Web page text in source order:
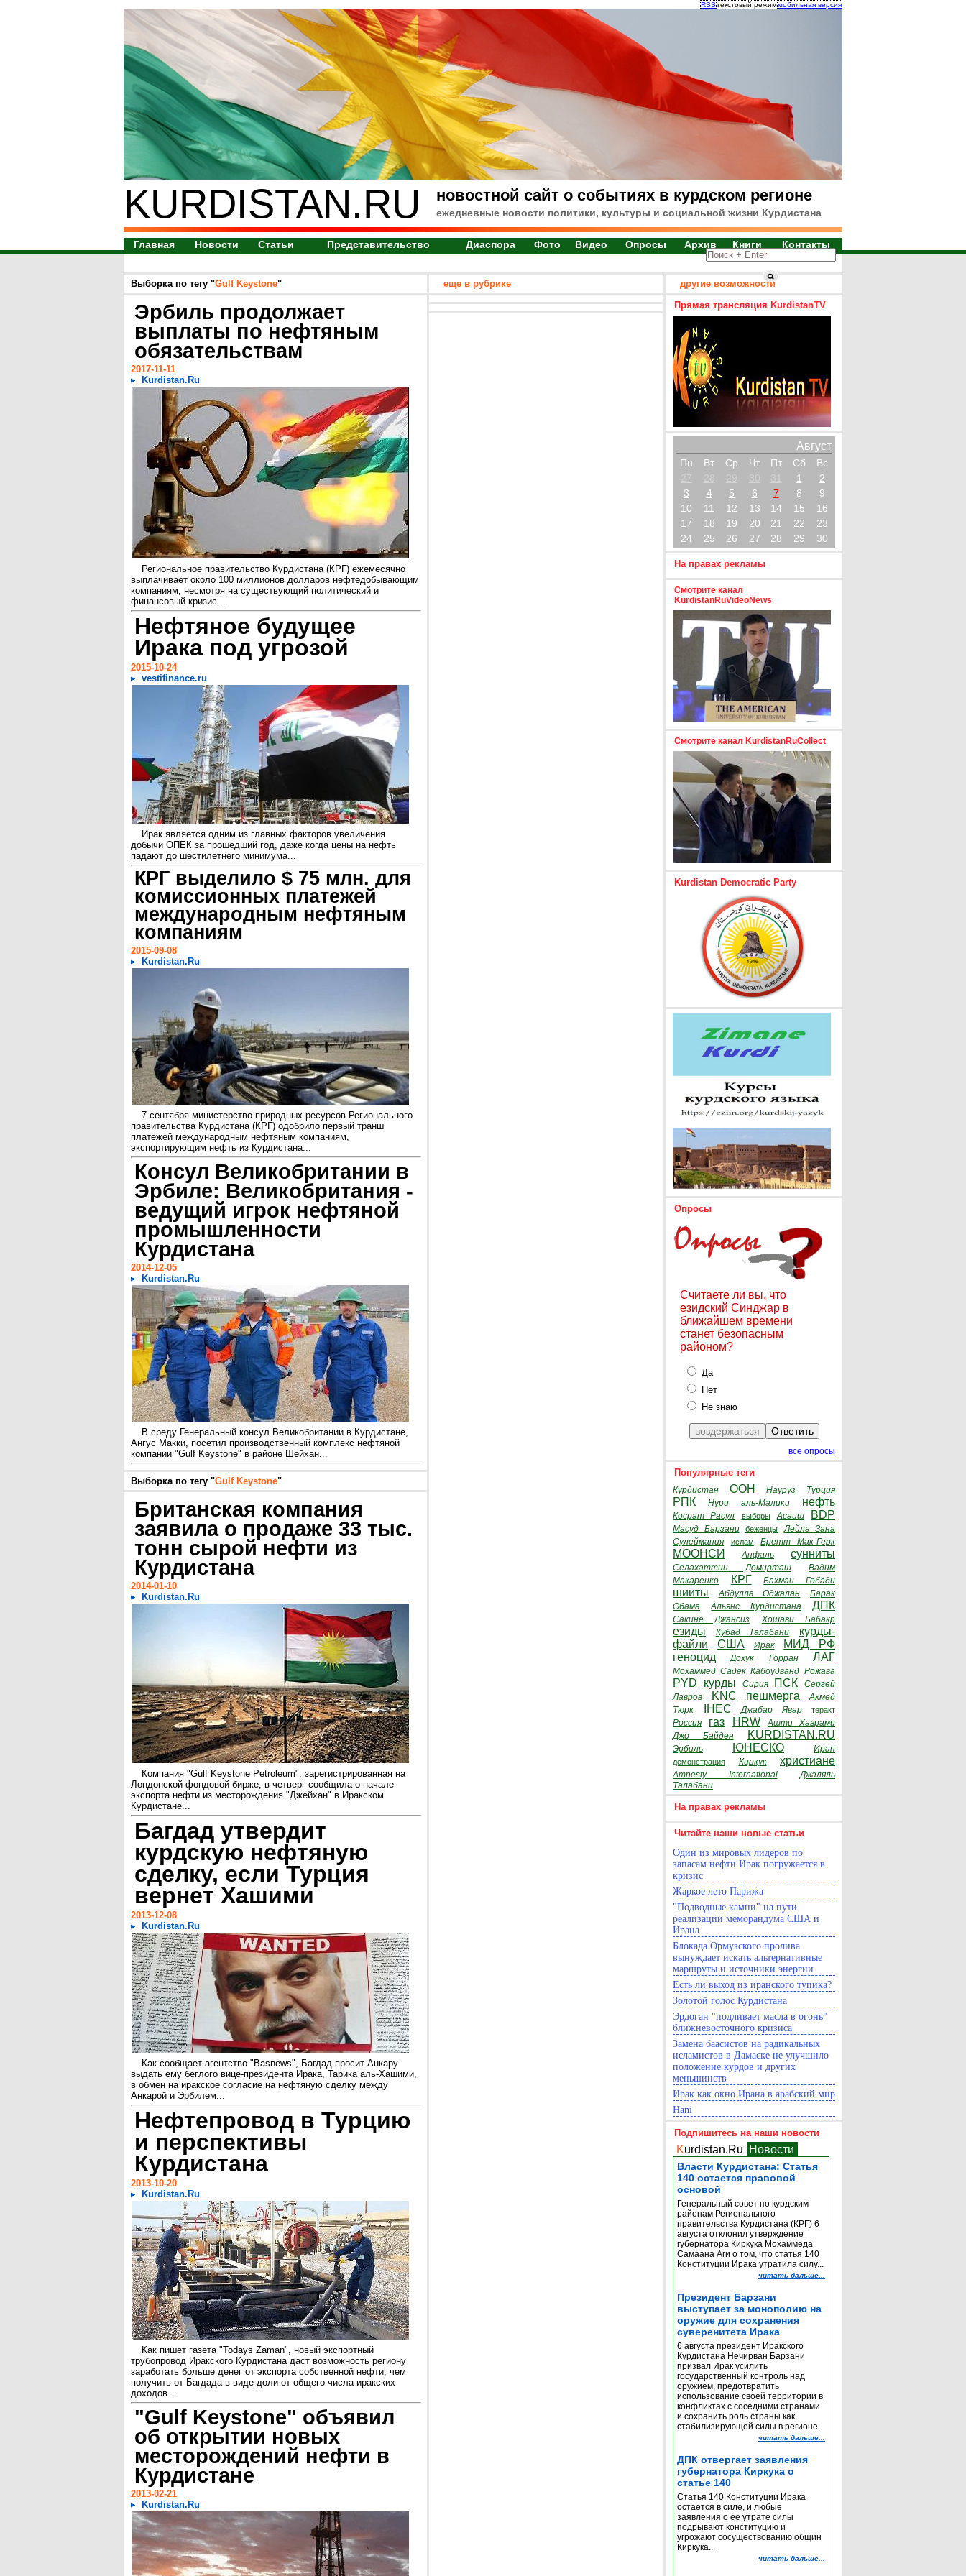
RSSтекстовый режиммобильная версия
KURDISTAN.RU новостной сайт о событиях в курдском регионе
ежедневные новости политики, культуры и социальной жизни Курдистана
Главная Новости Статьи Представительство Диаспора Фото Видео Опросы Архив Книги Контакты
Выборка по тегу "Gulf Keystone"
Эрбиль продолжает
выплаты по нефтяным
обязательствам
2017-11-11
Kurdistan.Ru
Региональное правительство Курдистана (КРГ) ежемесячно
выплачивает около 100 миллионов долларов нефтедобывающим
компаниям, несмотря на существующий политический и
финансовый кризис...
Нефтяное будущее
Ирака под угрозой
2015-10-24
vestifinance.ru
Ирак является одним из главных факторов увеличения
добычи ОПЕК за прошедший год, даже когда цены на нефть
падают до шестилетнего минимума...
КРГ выделило $ 75 млн. для
комиссионных платежей
международным нефтяным
компаниям
2015-09-08
Kurdistan.Ru
7 сентября министерство природных ресурсов Регионального
правительства Курдистана (КРГ) одобрило первый транш
платежей международным нефтяным компаниям,
экспортирующим нефть из Курдистана...
Консул Великобритании в
Эрбиле: Великобритания -
ведущий игрок нефтяной
промышленности
Курдистана
2014-12-05
Kurdistan.Ru
В среду Генеральный консул Великобритании в Курдистане,
Ангус Макки, посетил производственный комплекс нефтяной
компании "Gulf Keystone" в районе Шейхан...
Выборка по тегу "Gulf Keystone"
Британская компания
заявила о продаже 33 тыс.
тонн сырой нефти из
Курдистана
2014-01-10
Kurdistan.Ru
Компания "Gulf Keystone Petroleum", зарегистрированная на
Лондонской фондовой бирже, в четверг сообщила о начале
экспорта нефти из месторождения "Джейхан" в Иракском
Курдистане...
Багдад утвердит
курдскую нефтяную
сделку, если Турция
вернет Хашими
2013-12-08
Kurdistan.Ru
Как сообщает агентство "Basnews", Багдад просит Анкару
выдать ему беглого вице-президента Ирака, Тарика аль-Хашими,
в обмен на иракское согласие на нефтяную сделку между
Анкарой и Эрбилем...
Нефтепровод в Турцию
и перспективы
Курдистана
2013-10-20
Kurdistan.Ru
Как пишет газета "Todays Zaman", новый экспортный
трубопровод Иракского Курдистана даст возможность региону
заработать больше денег от экспорта собственной нефти, чем
получить от Багдада в виде доли от общего числа иракских
доходов...
"Gulf Keystone" объявил
об открытии новых
месторождений нефти в
Курдистане
2013-02-21
Kurdistan.Ru
еще в рубрике
другие возможности
Прямая трансляция KurdistanTV
Август
Пн Вт Ср Чт Пт Сб
Вс
27
28 29 30 31 1
2
3
4 5 6 7 8
9
10
11 12 13 14 15
16
17
18 19 20 21 22
23
24
25 26 27 28 29 30
На правах рекламы
Смотрите канал
KurdistanRuVideoNews
Смотрите канал KurdistanRuCollect
Kurdistan Democratic Party
Опросы
Считаете ли вы, что
езидский Синджар в
ближайшем времени
станет безопасным
районом?
Да
Нет
Не знаю
все опросы
Популярные теги
Курдистан ООН Науруз Турция
РПК Нури аль-Малики нефть
Косрат Расул выборы Асаиш BDP
Масуд Барзани беженцы
Лейла Зана
Сулеймания
ислам Бретт Мак-Герк
МООНСИ Анфаль сунниты
Селахаттин Демирташ
Вадим
Макаренко
КРГ Бахман Гобади
шииты Абдулла Оджалан
Барак
Обама
Альянс Курдистана ДПК
Сакине Джансиз Хошави Бабакр
езиды Кубад Талабани
курды-
файли
США Ирак
МИД РФ
геноцид
Дохук Горран ЛАГ
Мохаммед Садек Кабоудванд Рожава
PYD курды Сирия ПСК
Сергей
Лавров
KNC пешмерга
Ахмед
Тюрк
IHEC Джабар Явар теракт
Россия газ HRW
Ашти Хаврами
Джо Байден
KURDISTAN.RU
Эрбиль ЮНЕСКО Иран
демонстрация Киркук христиане
Amnesty International
Джаляль
Талабани
На правах рекламы
Читайте наши новые статьи
Один из мировых лидеров по
запасам нефти Ирак погружается в
кризис
Жаркое лето Парижа
"Подводные камни" на пути
реализации меморандума США и
Ирана
Блокада Ормузского пролива
вынуждает искать альтернативные
маршруты и источники энергии
Есть ли выход из иранского тупика?
Золотой голос Курдистана
Эрдоган "подливает масла в огонь"
ближневосточного кризиса
Замена баасистов на радикальных
исламистов в Дамаске не улучшило
положение курдов и других
меньшинств
Ирак как окно Ирана в арабский мир
Hani
Подпишитесь на наши новости
Kurdistan.Ru Новости
Власти Курдистана: Статья
140 остается правовой
основой
Генеральный совет по курдским
районам Регионального
правительства Курдистана (КРГ) 6
августа отклонил утверждение
губернатора Киркука Мохаммеда
Самаана Аги о том, что статья 140
Конституции Ирака утратила силу...
читать дальше...
Президент Барзани
выступает за монополию на
оружие для сохранения
суверенитета Ирака
6 августа президент Иракского
Курдистана Нечирван Барзани
призвал Ирак усилить
государственный контроль над
оружием, предотвратить
использование своей территории в
конфликтах с соседними странами
и сохранить роль страны как
стабилизирующей силы в регионе.
читать дальше...
ДПК отвергает заявления
губернатора Киркука о
статье 140
Статья 140 Конституции Ирака
остается в силе, и любые
заявления о ее утрате силы
подрывают конституцию и
угрожают сосуществованию общин
Киркука...
читать дальше...